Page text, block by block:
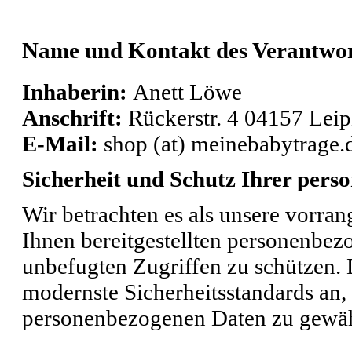
Name und Kontakt des
Inhaberin: Anett Löwe
Anschrift: Rückerstr. 4 04157
E-Mail: shop (at)
Sicherheit und Schutz Ihrer
Wir betrachten es als unsere
Ihnen bereitgestellten
unbefugten Zugriffen zu schützen.
modernste Sicherheitsstandards
personenbezogenen Daten zu